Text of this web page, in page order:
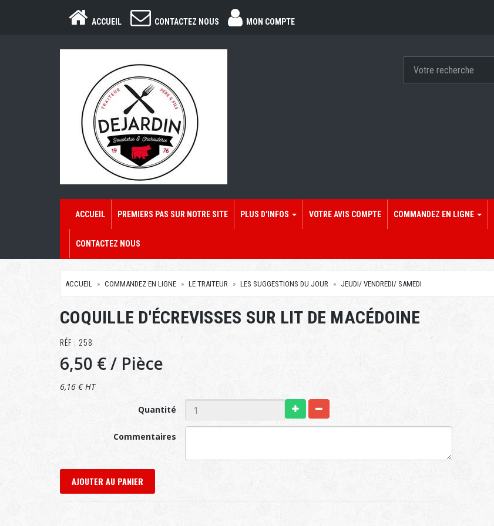
ACCUEIL CONTACTEZ NOUS MON COMPTE
ACCUEIL PREMIERS PAS SUR NOTRE SITE PLUS D'INFOS VOTRE AVIS COMPTE COMMANDEZ EN LIGNE
CONTACTEZ NOUS
ACCUEIL COMMANDEZ EN LIGNE LE TRAITEUR LES SUGGESTIONS DU JOUR JEUDI/ VENDREDI/ SAMEDI
COQUILLE D'ÉCREVISSES SUR LIT DE MACÉDOINE
RÉF : 258
6,50 €/ Pièce
6,16 € HT
Quantité
Commentaires
AJOUTER AU PANIER